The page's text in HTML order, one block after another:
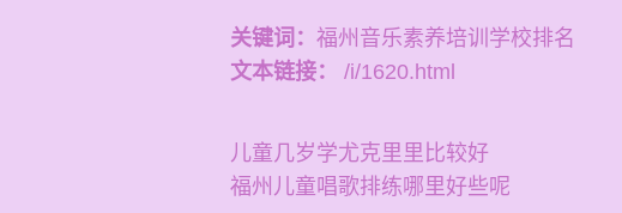
关键词： 福州音乐素养培训学校排名
文本链接：
/i/1620.html
儿童几岁学尤克里里比较好
福州儿童唱歌排练哪里好些呢